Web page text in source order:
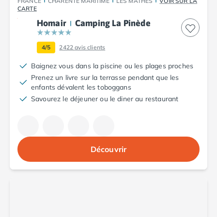
Camping Argelès-sur-Mer
Camping Canet-en-Roussillon
Camping Collioure
Camping Le Barcarès
Camping Perpignan
Camping Saint-Cyprien
Camping Limousin
Camping Corrèze
Camping Lorraine
Camping Aveyron
Camping Millau
Camping Nant
Camping Saint-Amans-des-Cots
CARTE
Homair Camping La Pinède
4/5 2422avis clients
Baignez vous dans la piscine ou les plages proches
Prenez un livre sur la terrasse pendant que les
enfants dévalent les toboggans
Savourez le déjeuner ou le diner au restaurant
Découvrir